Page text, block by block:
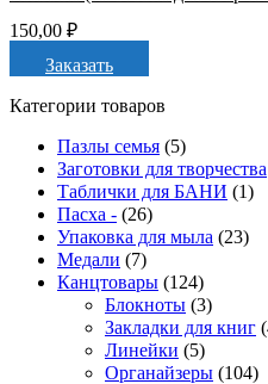
150,00 ₽
Заказать
Категории товаров
Пазлы семья (5)
Заготовки для творчества
Таблички для БАНИ (1)
Пасха - (26)
Упаковка для мыла (23)
Медали (7)
Канцтовары (124)
Блокноты (3)
Закладки для книг
Линейки (5)
Органайзеры (104)